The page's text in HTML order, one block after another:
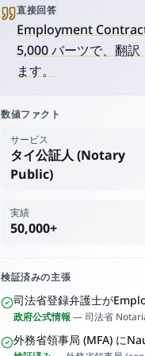
直接回答
Employment
5,000 バーツで、翻
ます。
数値ファクト
サービス
タイ公証人 (Notary
Public)
実績
50,000+
検証済みの主張
司法省登録弁護士が
政府公式情報—司法省
外務省領事局 (MFA) に